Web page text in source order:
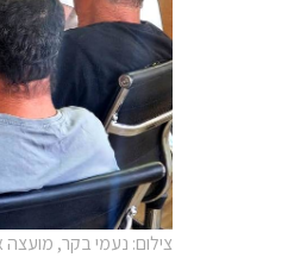
צילום: נעמי בקר, מועצה